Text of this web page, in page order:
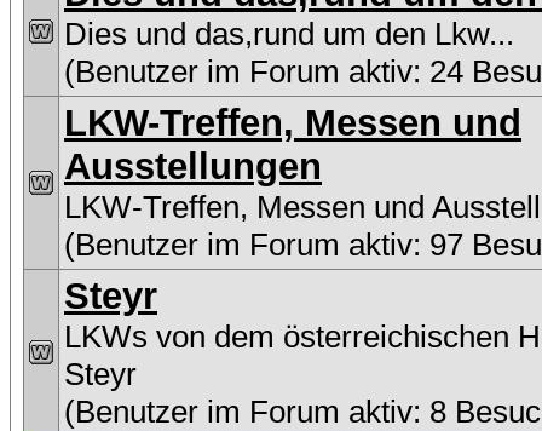
Dies und das,rund um den Lkw...
(Benutzer im Forum aktiv: 24
LKW-Treffen, Messen und
Ausstellungen
LKW-Treffen, Messen und
(Benutzer im Forum aktiv: 97
Steyr
LKWs von dem österreichischen
Steyr
(Benutzer im Forum aktiv: 8